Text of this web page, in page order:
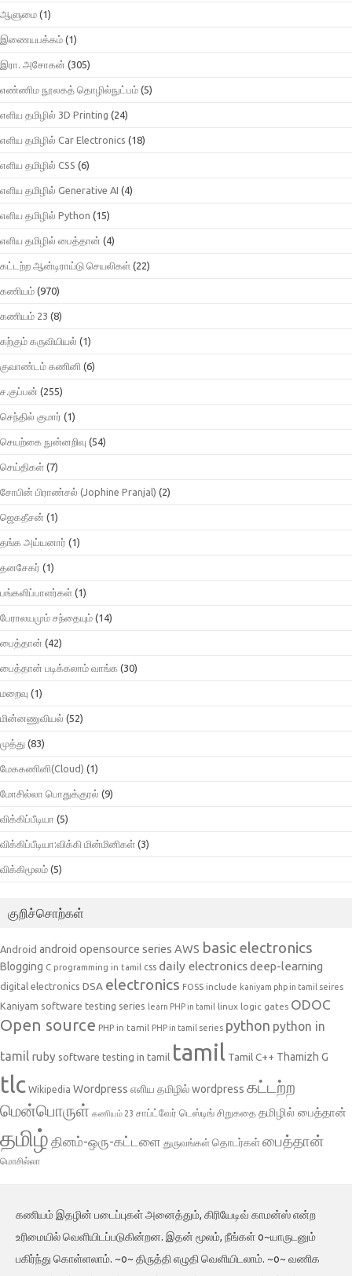
ஆளுமை (1)
இணையபக்கம் (1)
இரா. அசோகன் (305)
எண்ணிம நூலகத் தொழில்நுட்பம் (5)
எளிய தமிழில் 3D Printing (24)
எளிய தமிழில் Car Electronics (18)
எளிய தமிழில் CSS (6)
எளிய தமிழில் Generative AI (4)
எளிய தமிழில் Python (15)
எளிய தமிழில் பைத்தான் (4)
கட்டற்ற ஆன்டிராய்டு செயலிகள் (22)
கணியம் (970)
கணியம் 23 (8)
கற்கும் கருவியியல் (1)
குவாண்டம் கணினி (6)
ச.குப்பன் (255)
செந்தில் குமார் (1)
செயற்கை நுன்னறிவு (54)
செய்திகள் (7)
சோபின் பிராண்சல் (Jophine Pranjal) (2)
ஜெகதீசன் (1)
தங்க அய்யனார் (1)
தனசேகர் (1)
பங்களிப்பாளர்கள் (1)
பேராலயமும் சந்தையும் (14)
பைத்தான் (42)
பைத்தான் படிக்கலாம் வாங்க (30)
மறைவு (1)
மின்னணுவியல் (52)
முத்து (83)
மேககணினி(Cloud) (1)
மோசில்லா பொதுக்குரல் (9)
விக்கிப்பீடியா (5)
விக்கிப்பீடியா:விக்கி மின்மினிகள் (3)
விக்கிமூலம் (5)
குறிச்சொற்கள்
Android android opensource series AWS basic electronics
Blogging C programming in tamil css daily electronicsdeep-learning
digital electronics DSA electronics FOSS include kaniyam php in tamil seires
Kaniyam software testing series learn PHP in tamil linux logic gates ODOC
Open source PHP in tamil PHP in tamil series python python in
tamil ruby software testing in tamil tamil Tamil C++ Thamizh G
tlc Wikipedia Wordpress எளிய தமிழில் wordpress கட்டற்ற
மென்பொருள் கணியம் 23 சாப்ட்வேர் டெஸ்டிங் சிறுகதை தமிழில் பைத்தான்
தமிழ் தினம்-ஒரு-கட்டளை துருவங்கள் தொடர்கள்பைத்தான்
மொசில்லா
கணியம் இதழின் படைப்புகள் அனைத்தும், கிரியேடிவ் காமன்ஸ் என்ற
உரிமையில் வெளியிடப்படுகின்றன. இதன் மூலம், நீங்கள் o~யாருடனும்
பகிர்ந்து கொள்ளலாம். ~o~ திருத்தி எழுதி வெளியிடலாம். ~o~ வணிக